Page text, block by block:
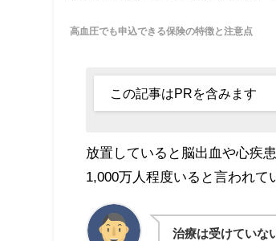
高血圧でも申込できる保険の特徴と注意点
この記事はPRを含みます
放置していると脳出血や心疾
1,000万人程度いると言われて
治療は受けていな